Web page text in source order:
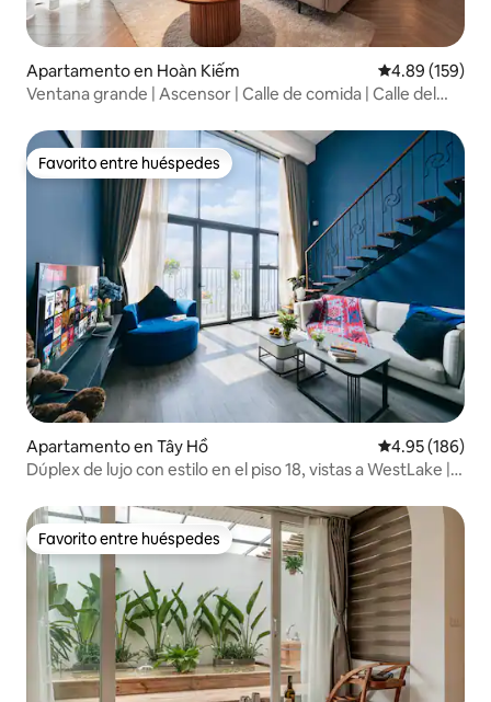
Apartamento en Hoàn Kiếm Calificación
4.89 (159)
Ventana grande | Ascensor | Calle de comida | Calle del
Favorito entre huéspedes
Favorito entre huéspedes
Apartamento en Tây Hồ Calificación
4.95 (186)
Dúplex de lujo con estilo en el piso 18, vistas a WestLake |
Favorito entre huéspedes
Favorito entre huéspedes